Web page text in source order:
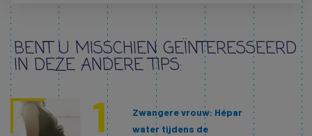
BENT U MISSCHIEN GEÏNTERESSEERD
IN DEZE ANDERE TIPS:
Zwangere vrouw: Hépar
water tijdens de